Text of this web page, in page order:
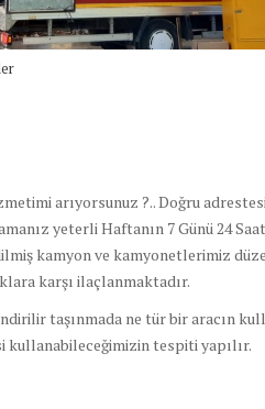
arıyorsunuz ?.. Doğru
yeterli Haftanın 7 Günü 24
kamyon ve kamyonetlerimiz
karşı ilaçlanmaktadır.
taşınmada ne tür bir aracın
kullanabileceğimizin tespiti yapılır.